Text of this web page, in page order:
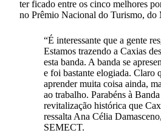
ter ficado entre os cinco melhores
no Prêmio Nacional do Turismo, do
“É interessante que a gente
Estamos trazendo a Caxias
esta banda. A banda se
e foi bastante elogiada. Claro
aprender muita coisa ainda,
ao trabalho. Parabéns à
revitalização histórica que
ressalta Ana Célia
SEMECT.